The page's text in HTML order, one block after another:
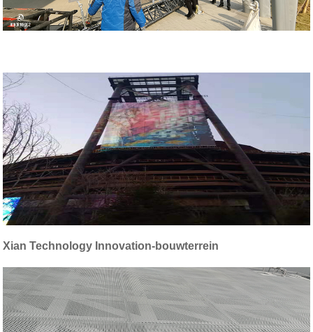
Xian Technology Innovation-bouwterrein